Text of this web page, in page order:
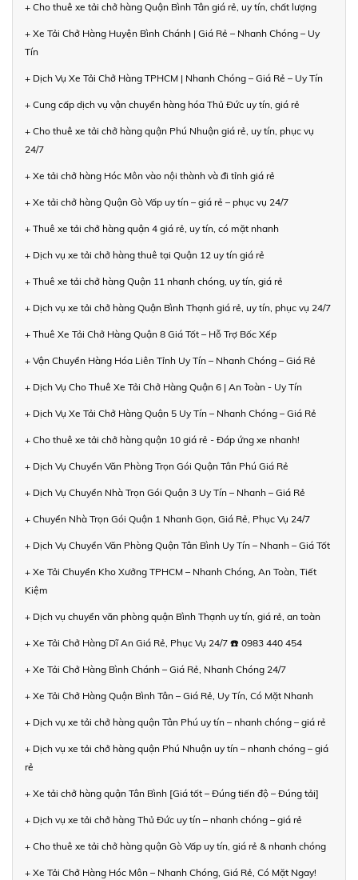
+ Cho thuê xe tải chở hàng Quận Bình Tân giá rẻ, uy tín, chất lượng
+ Xe Tải Chở Hàng Huyện Bình Chánh | Giá Rẻ – Nhanh Chóng – Uy
Tín
+ Dịch Vụ Xe Tải Chở Hàng TPHCM | Nhanh Chóng – Giá Rẻ – Uy Tín
+ Cung cấp dịch vụ vận chuyển hàng hóa Thủ Đức uy tín, giá rẻ
+ Cho thuê xe tải chở hàng quận Phú Nhuận giá rẻ, uy tín, phục vụ
24/7
+ Xe tải chở hàng Hóc Môn vào nội thành và đi tỉnh giá rẻ
+ Xe tải chở hàng Quận Gò Vấp uy tín – giá rẻ – phục vụ 24/7
+ Thuê xe tải chở hàng quận 4 giá rẻ, uy tín, có mặt nhanh
+ Dịch vụ xe tải chở hàng thuê tại Quận 12 uy tín giá rẻ
+ Thuê xe tải chở hàng Quận 11 nhanh chóng, uy tín, giá rẻ
+ Dịch vụ xe tải chở hàng Quận Bình Thạnh giá rẻ, uy tín, phục vụ 24/7
+ Thuê Xe Tải Chở Hàng Quận 8 Giá Tốt – Hỗ Trợ Bốc Xếp
+ Vận Chuyển Hàng Hóa Liên Tỉnh Uy Tín – Nhanh Chóng – Giá Rẻ
+ Dịch Vụ Cho Thuê Xe Tải Chở Hàng Quận 6 | An Toàn - Uy Tín
+ Dịch Vụ Xe Tải Chở Hàng Quận 5 Uy Tín – Nhanh Chóng – Giá Rẻ
+ Cho thuê xe tải chở hàng quận 10 giá rẻ - Đáp ứng xe nhanh!
+ Dịch Vụ Chuyển Văn Phòng Trọn Gói Quận Tân Phú Giá Rẻ
+ Dịch Vụ Chuyển Nhà Trọn Gói Quận 3 Uy Tín – Nhanh – Giá Rẻ
+ Chuyển Nhà Trọn Gói Quận 1 Nhanh Gọn, Giá Rẻ, Phục Vụ 24/7
+ Dịch Vụ Chuyển Văn Phòng Quận Tân Bình Uy Tín – Nhanh – Giá Tốt
+ Xe Tải Chuyển Kho Xưởng TPHCM – Nhanh Chóng, An Toàn, Tiết
Kiệm
+ Dịch vụ chuyển văn phòng quận Bình Thạnh uy tín, giá rẻ, an toàn
+ Xe Tải Chở Hàng Dĩ An Giá Rẻ, Phục Vụ 24/7 ☎️ 0983 440 454
+ Xe Tải Chở Hàng Bình Chánh – Giá Rẻ, Nhanh Chóng 24/7
+ Xe Tải Chở Hàng Quận Bình Tân – Giá Rẻ, Uy Tín, Có Mặt Nhanh
+ Dịch vụ xe tải chở hàng quận Tân Phú uy tín – nhanh chóng – giá rẻ
+ Dịch vụ xe tải chở hàng quận Phú Nhuận uy tín – nhanh chóng – giá
rẻ
+ Xe tải chở hàng quận Tân Bình [Giá tốt – Đúng tiến độ – Đúng tải]
+ Dịch vụ xe tải chở hàng Thủ Đức uy tín – nhanh chóng – giá rẻ
+ Cho thuê xe tải chở hàng quận Gò Vấp uy tín, giá rẻ & nhanh chóng
+ Xe Tải Chở Hàng Hóc Môn – Nhanh Chóng, Giá Rẻ, Có Mặt Ngay!